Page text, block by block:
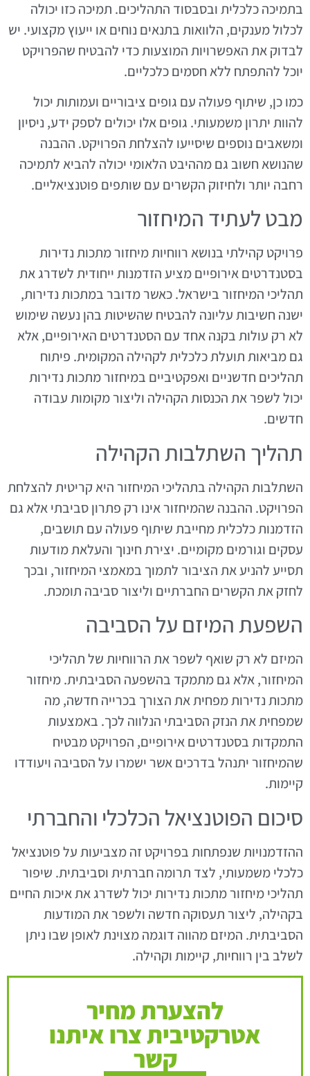
בתמיכה כלכלית ובסבסוד התהליכים. תמיכה כזו יכולה
לכלול מענקים, הלוואות בתנאים נוחים או ייעוץ מקצועי. יש
לבדוק את האפשרויות המוצעות כדי להבטיח שהפרויקט
יוכל להתפתח ללא חסמים כלכליים.
כמו כן, שיתוף פעולה עם גופים ציבוריים ועמותות יכול
להוות יתרון משמעותי. גופים אלו יכולים לספק ידע, ניסיון
ומשאבים נוספים שיסייעו להצלחת הפרויקט. ההבנה
שהנושא חשוב גם מההיבט הלאומי יכולה להביא לתמיכה
רחבה יותר ולחיזוק הקשרים עם שותפים פוטנציאליים.
מבט לעתיד המיחזור
פרויקט קהילתי בנושא רווחיות מיחזור מתכות נדירות
בסטנדרטים אירופיים מציע הזדמנות ייחודית לשדרג את
תהליכי המיחזור בישראל. כאשר מדובר במתכות נדירות,
ישנה חשיבות עליונה להבטיח שהשיטות בהן נעשה שימוש
לא רק עולות בקנה אחד עם הסטנדרטים האירופיים, אלא
גם מביאות תועלת כלכלית לקהילה המקומית. פיתוח
תהליכים חדשניים ואפקטיביים במיחזור מתכות נדירות
יכול לשפר את הכנסות הקהילה וליצור מקומות עבודה
חדשים.
תהליך השתלבות הקהילה
השתלבות הקהילה בתהליכי המיחזור היא קריטית להצלחת
הפרויקט. ההבנה שהמיחזור אינו רק פתרון סביבתי אלא גם
הזדמנות כלכלית מחייבת שיתוף פעולה עם תושבים,
עסקים וגורמים מקומיים. יצירת חינוך והעלאת מודעות
תסייע להניע את הציבור לתמוך במאמצי המיחזור, ובכך
לחזק את הקשרים החברתיים וליצור סביבה תומכת.
השפעת המיזם על הסביבה
המיזם לא רק שואף לשפר את הרווחיות של תהליכי
המיחזור, אלא גם מתמקד בהשפעה הסביבתית. מיחזור
מתכות נדירות מפחית את הצורך בכרייה חדשה, מה
שמפחית את הנזק הסביבתי הנלווה לכך. באמצעות
התמקדות בסטנדרטים אירופיים, הפרויקט מבטיח
שהמיחזור יתנהל בדרכים אשר ישמרו על הסביבה ויעודדו
קיימות.
סיכום הפוטנציאל הכלכלי והחברתי
ההזדמנויות שנפתחות בפרויקט זה מצביעות על פוטנציאל
כלכלי משמעותי, לצד תרומה חברתית וסביבתית. שיפור
תהליכי מיחזור מתכות נדירות יכול לשדרג את איכות החיים
בקהילה, ליצור תעסוקה חדשה ולשפר את המודעות
הסביבתית. המיזם מהווה דוגמה מצוינת לאופן שבו ניתן
לשלב בין רווחיות, קיימות וקהילה.
להצערת מחיר
אטרקטיבית צרו איתנו
קשר